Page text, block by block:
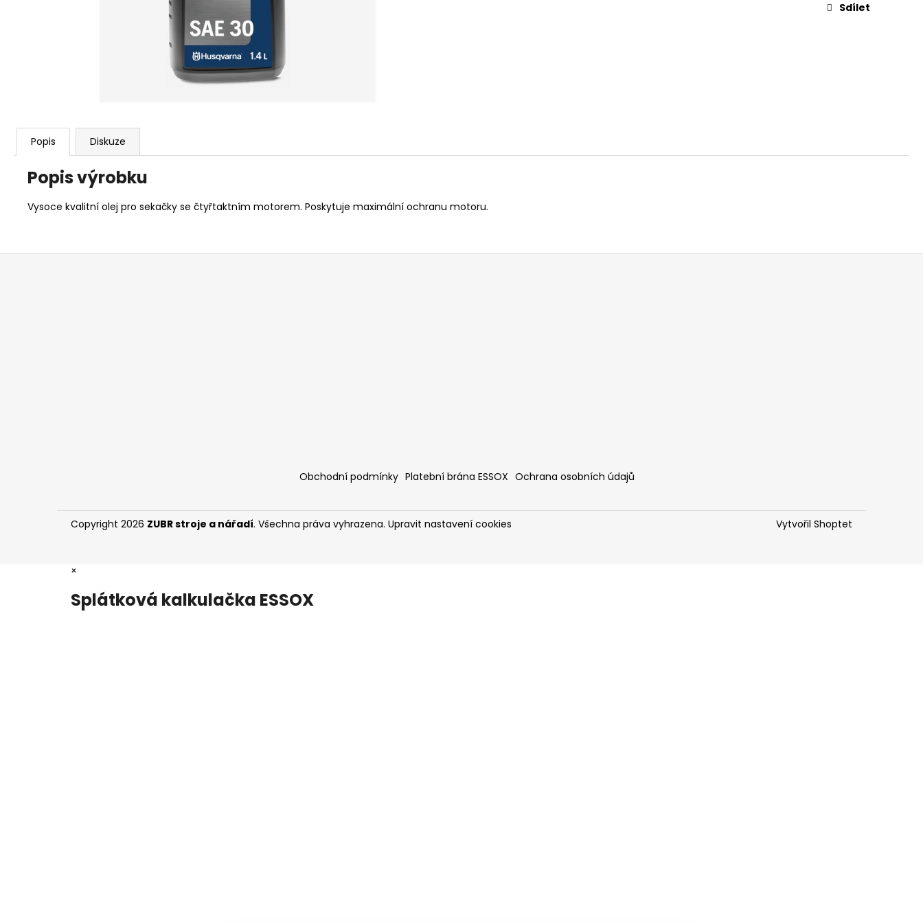
Sdílet
Popis Diskuze
Popis výrobku
Vysoce kvalitní olej pro sekačky se čtyřtaktním motorem. Poskytuje maximální ochranu motoru.
Z
Obchodní podmínky Platební brána ESSOX Ochrana osobních údajů
Vytvořil Shoptet
Copyright 2026 ZUBR stroje a nářadí. Všechna práva vyhrazena. Upravit nastavení cookies
×
Splátková kalkulačka ESSOX